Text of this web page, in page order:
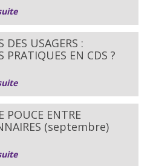
DES USAGERS :
PRATIQUES EN CDS ?
POUCE ENTRE
(septembre)